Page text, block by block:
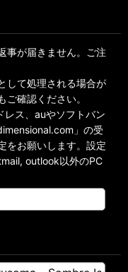
事が届きません。ご注
して処理される場合が
確認ください。
ス、auやソフトバン
」の受
をお願いします。設定
outlook以外のPC